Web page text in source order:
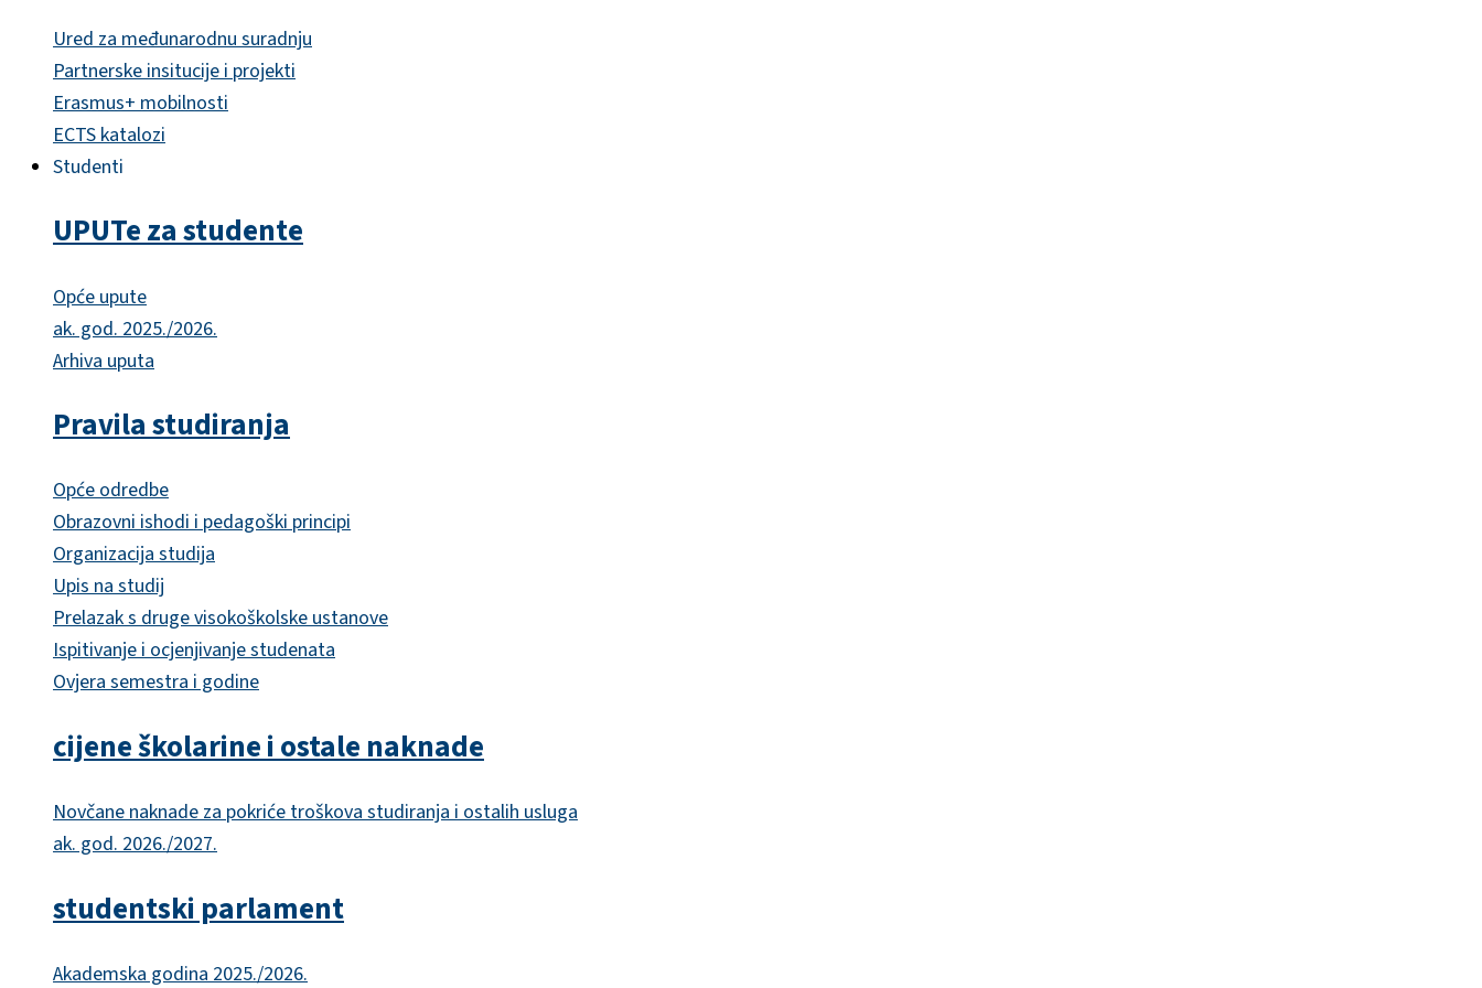
Ured za međunarodnu suradnju
Partnerske insitucije i projekti
Erasmus+ mobilnosti
ECTS katalozi
Studenti
UPUTe za studente
Opće upute
ak. god. 2025./2026.
Arhiva uputa
Pravila studiranja
Opće odredbe
Obrazovni ishodi i pedagoški principi
Organizacija studija
Upis na studij
Prelazak s druge visokoškolske ustanove
Ispitivanje i ocjenjivanje studenata
Ovjera semestra i godine
cijene školarine i ostale naknade
Novčane naknade za pokriće troškova studiranja i ostalih usluga
ak. god. 2026./2027.
studentski parlament
Akademska godina 2025./2026.